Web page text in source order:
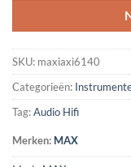
SKU: maxiaxi6140
Categorieën:
Tag:Audio Hifi
Merken: MAX